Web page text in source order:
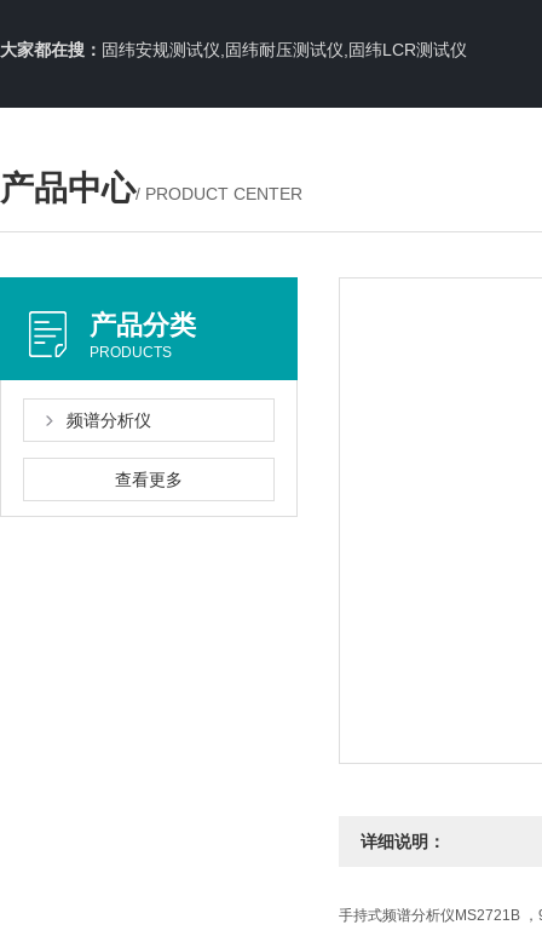
大家都在搜： 固纬安规测试仪,固纬耐压测试仪,固纬LCR测试仪
产品中心/ PRODUCT CENTER
产品分类
PRODUCTS
频谱分析仪
查看更多
详细说明：
手持式频谱分析仪MS2721B